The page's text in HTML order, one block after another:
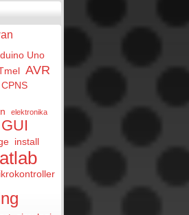
Uno
AVR
CPNS
elektronika
GUI
install